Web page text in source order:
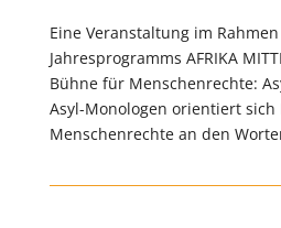
Eine Veranstaltung im
Jahresprogramms AFRIKA
Bühne für Menschenrechte:
Asyl-Monologen orientiert
Menschenrechte an den